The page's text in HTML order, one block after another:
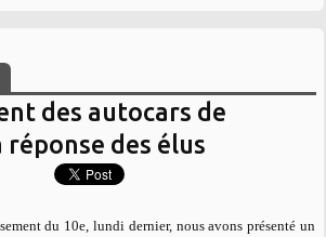
des autocars de
des élus
du 10e, lundi dernier, nous avons présenté un